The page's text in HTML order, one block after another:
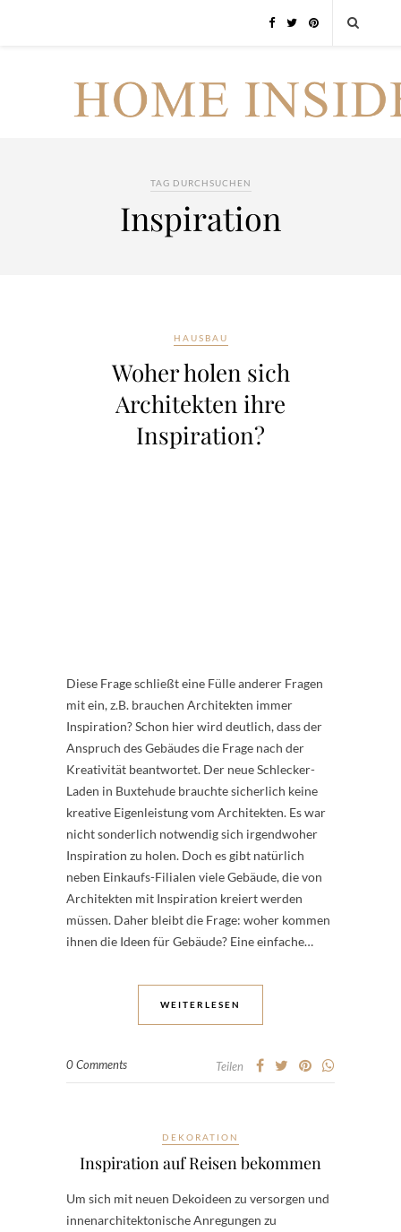
TAG DURCHSUCHEN
Inspiration
HAUSBAU
Woher holen sich
Architekten ihre
Inspiration?
Diese Frage schließt eine Fülle anderer Fragen
mit ein, z.B. brauchen Architekten immer
Inspiration? Schon hier wird deutlich, dass der
Anspruch des Gebäudes die Frage nach der
Kreativität beantwortet. Der neue Schlecker-
Laden in Buxtehude brauchte sicherlich keine
kreative Eigenleistung vom Architekten. Es war
nicht sonderlich notwendig sich irgendwoher
Inspiration zu holen. Doch es gibt natürlich
neben Einkaufs-Filialen viele Gebäude, die von
Architekten mit Inspiration kreiert werden
müssen. Daher bleibt die Frage: woher kommen
ihnen die Ideen für Gebäude? Eine einfache…
WEITERLESEN
0 Comments Teilen
DEKORATION
Inspiration auf Reisen bekommen
Um sich mit neuen Dekoideen zu versorgen und
innenarchitektonische Anregungen zu